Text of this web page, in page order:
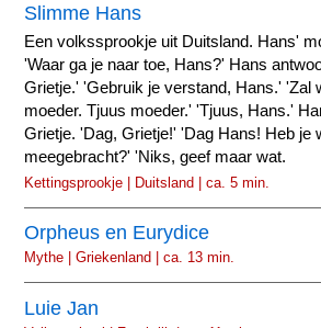
Slimme Hans
Een volkssprookje uit Duitsland. Hans'
'Waar ga je naar toe, Hans?' Hans
Grietje.' 'Gebruik je verstand, Hans.' 'Zal
moeder. Tjuus moeder.' 'Tjuus, Hans.'
Grietje. 'Dag, Grietje!' 'Dag Hans! Heb je
meegebracht?' 'Niks, geef maar wat.
Kettingsprookje | Duitsland | ca. 5 min.
Orpheus en Eurydice
Mythe | Griekenland | ca. 13 min.
Luie Jan